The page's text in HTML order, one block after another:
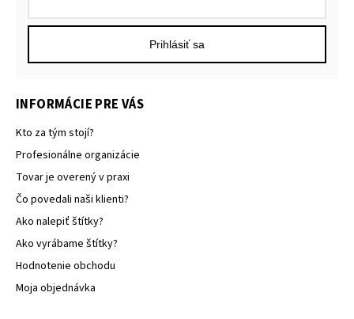
INFORMÁCIE PRE VÁS
Kto za tým stojí?
Profesionálne organizácie
Tovar je overený v praxi
Čo povedali naši klienti?
Ako nalepiť štítky?
Ako vyrábame štítky?
Hodnotenie obchodu
Moja objednávka
Prihlásiť sa